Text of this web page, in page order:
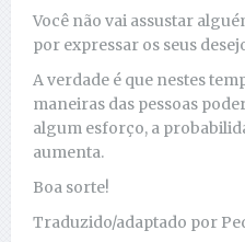
Você não vai assustar
por expressar os seus
A verdade é que nestes
maneiras das pessoas
algum esforço, a
aumenta.
Boa sorte!
Traduzido/adaptado por